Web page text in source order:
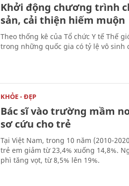
Khởi động chương trình
sản, cải thiện hiếm muộn
Theo thống kê của Tổ chức Y tế Thế
trong những quốc gia có tỷ lệ vô sinh
KHỎE - ĐẸP
Bác sĩ vào trường mầm
sơ cứu cho trẻ
Tại Việt Nam, trong 10 năm (2010-
trẻ em giảm từ 23,4% xuống 14,8%.
phì tăng vọt, từ 8,5% lên 19%.